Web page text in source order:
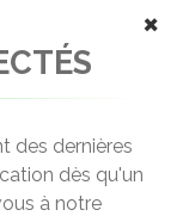
électrique Kia PV5
×
des dernières
dès qu'un
à notre